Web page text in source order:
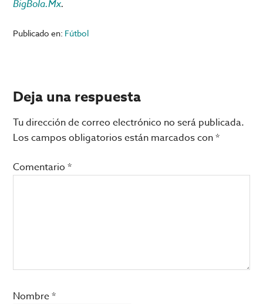
BigBola.Mx.
Publicado en: Fútbol
Interacciones
con
los
lectores
Deja una respuesta
Tu dirección de correo electrónico no será publicada.
Los campos obligatorios están marcados con*
Comentario*
Nombre*